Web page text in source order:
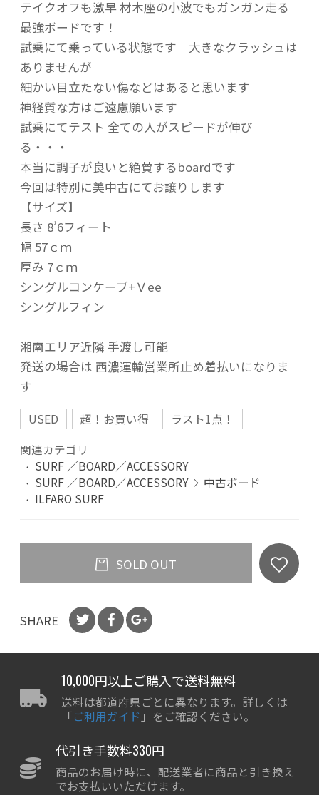
テイクオフも激早 材木座の小波でもガンガン走る
最強ボードです！
試乗にて乗っている状態です 大きなクラッシュは
ありませんが
細かい目立たない傷などはあると思います
神経質な方はご遠慮願います
試乗にてテスト 全ての人がスピードが伸び
る・・・
本当に調子が良いと絶賛するboardです
今回は特別に美中古にてお譲りします
【サイズ】
長さ 8’6フィート
幅 57ｃｍ
厚み 7ｃｍ
シングルコンケーブ+Ｖee
シングルフィン
湘南エリア近隣 手渡し可能
発送の場合は 西濃運輸営業所止め着払いになりま
す
USED 超！お買い得
ラスト1点！
関連カテゴリ
SURF ／BOARD／ACCESSORY
SURF ／BOARD／ACCESSORY
中古ボード
ILFARO SURF
SOLD OUT
SHARE
10,000円以上ご購入で送料無料
送料は都道府県ごとに異なります。詳しくは
「ご利用ガイド 」をご確認ください。
代引き手数料330円
商品のお届け時に、配送業者に商品と引き換え
でお支払いいただけます。